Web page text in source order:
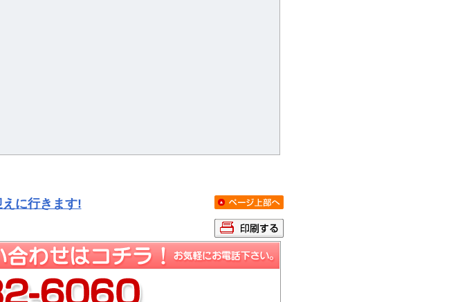
に行きます!